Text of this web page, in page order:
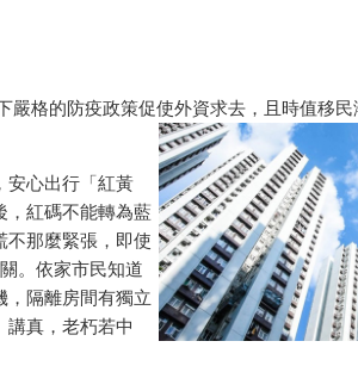
格的防疫政策促使外資求去，且時值移民
心出行「紅黃
，紅碼不能轉為藍
不那麼緊張，即使
。依家市民知道
，隔離房間有獨立
講真，老朽若中